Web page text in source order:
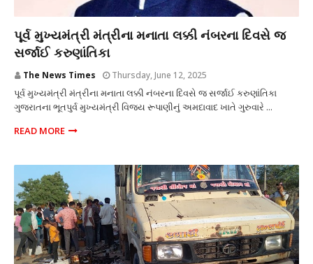
પૂર્વ મુખ્યમંત્રી મંત્રીના મનાતા લક્કી નંબરના દિવસે જ
સર્જાઈ કરુણાંતિકા
The News Times Thursday, June 12, 2025
પૂર્વ મુખ્યમંત્રી મંત્રીના મનાતા લક્કી નંબરના દિવસે જ સર્જાઈ કરુણાંતિકા
ગુજરાતના ભૂતપુર્વ મુખ્યમંત્રી વિજય રૂપાણીનું અમદાવાદ ખાતે ગુરુવારે ...
READ MORE